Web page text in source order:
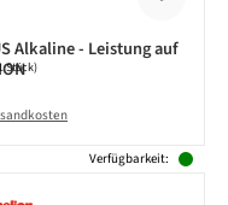
Alkaline - Leistung auf
Stück)
Verfügbarkeit: